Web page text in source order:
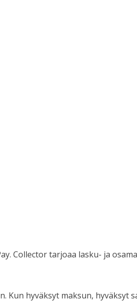
Collector tarjoaa lasku- ja
Kun hyväksyt maksun, hyväksyt